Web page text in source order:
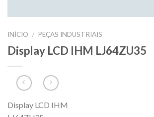
INÍCIO / PEÇAS INDUSTRIAIS
Display LCD IHM LJ64ZU35
Display LCD IHM